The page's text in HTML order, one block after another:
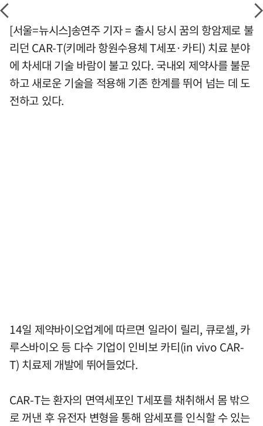
[서울=뉴시스]송연주 기자 = 출시 당시 꿈의 항암제로 불
리던 CAR-T(키메라 항원수용체 T세포·카티) 치료 분야
에 차세대 기술 바람이 불고 있다. 국내외 제약사를 불문
하고 새로운 기술을 적용해 기존 한계를 뛰어 넘는 데 도
전하고 있다.
14일 제약바이오업계에 따르면 일라이 릴리, 큐로셀, 카
루스바이오 등 다수 기업이 인비보 카티(in vivo CAR-
T) 치료제 개발에 뛰어들었다.
CAR-T는 환자의 면역세포인 T세포를 채취해서 몸 밖으
로 꺼낸 후 유전자 변형을 통해 암세포를 인식할 수 있는